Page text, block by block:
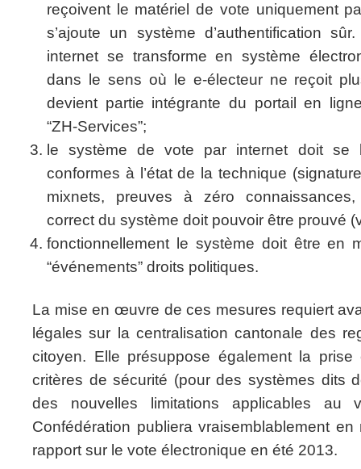
reçoivent le matériel de vote uniquement
s’ajoute un système d’authentification
internet se transforme en système
dans le sens où le e-électeur ne reçoit
devient partie intégrante du portail en
“ZH-Services”;
le système de vote par internet doit se
conformes à l’état de la technique
mixnets, preuves à zéro
correct du système doit pouvoir être prouvé
fonctionnellement le système doit être en
“événements” droits politiques.
La mise en œuvre de ces mesures requiert
légales sur la centralisation cantonale des
citoyen. Elle présuppose également la
critères de sécurité (pour des systèmes dits
des nouvelles limitations applicables
Confédération publiera vraisemblablement
rapport sur le vote électronique en été 2013.